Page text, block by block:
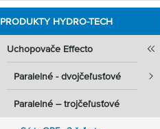
PRODUKTY HYDRO-TECH
Uchopovače Effecto
Paralelné - dvojčeľusťové
Paralelné – trojčeľusťové